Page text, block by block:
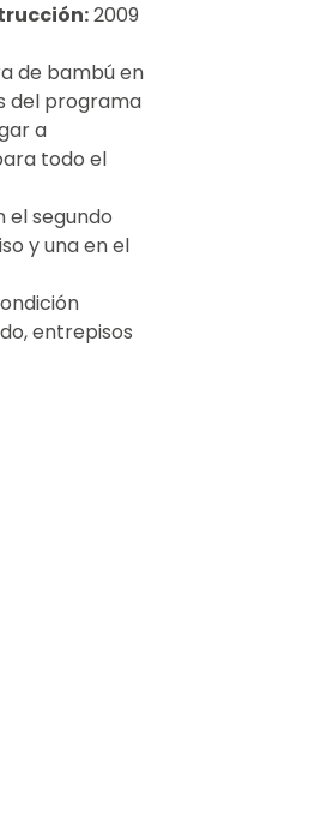
2009
de bambú en
del programa
a
todo el
el segundo
y una en el
entrepisos